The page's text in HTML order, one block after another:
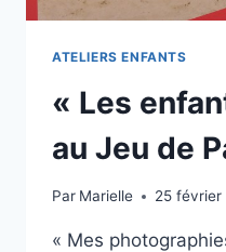
ATELIERS ENFANTS
« Les
au Jeu de
Par Marielle 25 février
« Mes